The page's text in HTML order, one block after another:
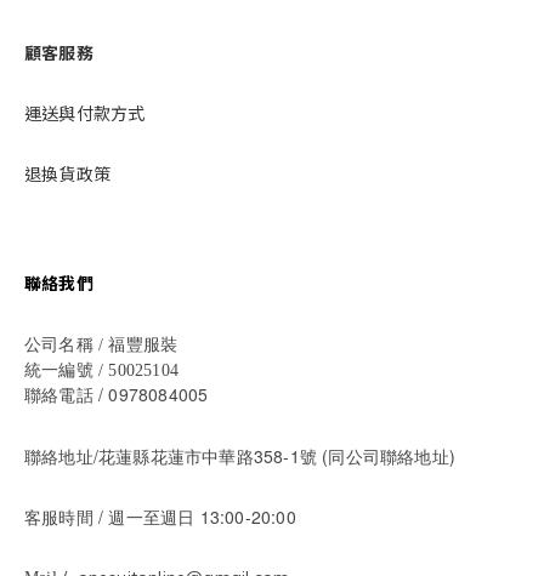
顧客服務
運送與付款方式
退換貨政策
聯絡我們
公司名稱 / 福豐服裝
統一編號 / 50025104
聯絡電話/ 0978084005
聯絡地址/花蓮縣花蓮市中華路358-1號 (同公司聯絡地址)
客服時間 / 週一至週日 13:00-20:00